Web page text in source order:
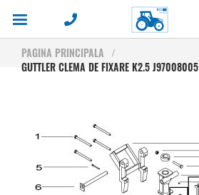
PAGINA PRINCIPALA
GUTTLER CLEMA DE FIXARE K2.5 J97008005
images
gallery